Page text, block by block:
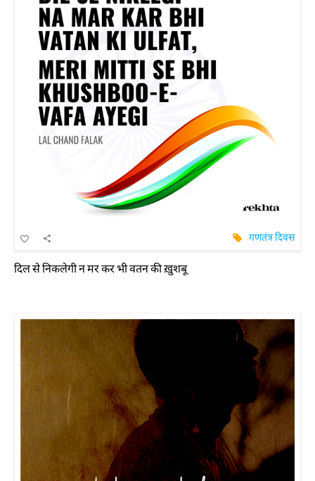
गणतंत्र दिवस
दिल से निकलेगी न मर कर भी वतन की ख़ुशबू